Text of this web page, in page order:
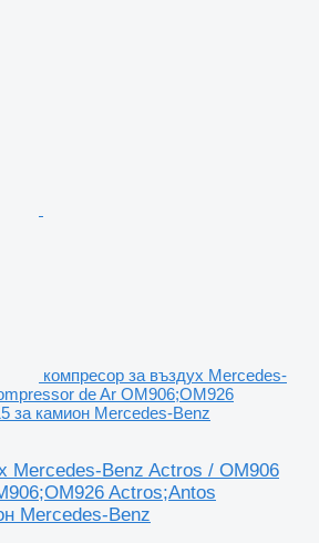
компресор за въздух Mercedes-
de Ar OM906;OM926
за камион Mercedes-Benz
Mercedes-Benz Actros / OM906
Actros;Antos
Mercedes-Benz